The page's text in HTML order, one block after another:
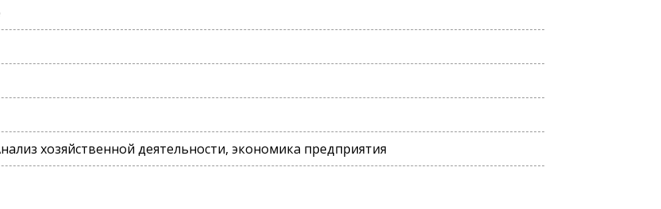
хозяйственной деятельности, экономика предприятия